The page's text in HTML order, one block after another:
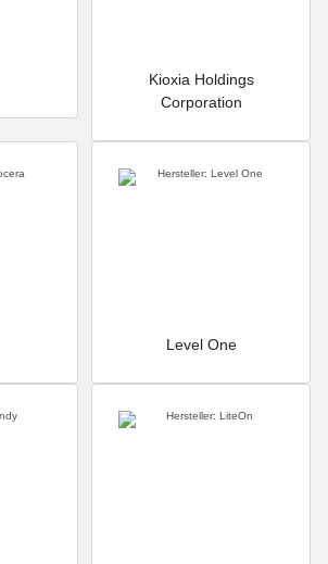
Kioxia Holdings
Corporation
Level One